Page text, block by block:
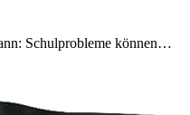
Schulprobleme können…